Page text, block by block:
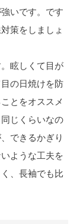
いです。です
策をしましょ
眩しくて目が
の日焼けを防
とをオススメ
じくらいなの
できるかぎり
ような工夫を
、長袖でも比